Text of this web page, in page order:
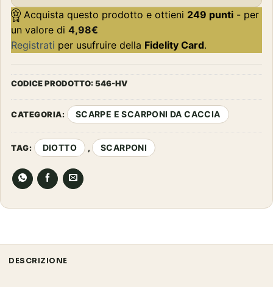
Acquista questo prodotto e ottieni 249 punti - per
un valore di 4,98€
Registrati per usufruire della Fidelity Card.
CODICE PRODOTTO:546-HV
CATEGORIA: SCARPE E SCARPONI DA CACCIA
TAG: DIOTTO , SCARPONI
DESCRIZIONE